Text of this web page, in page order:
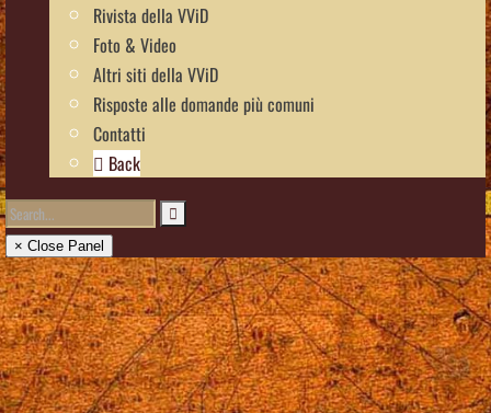
Rivista della VViD
Foto & Video
Altri siti della VViD
Risposte alle domande più comuni
Contatti
Back
× Close Panel